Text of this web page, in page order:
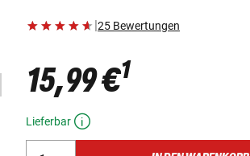
|25 Bewertungen
15,99 €1
Lieferbar